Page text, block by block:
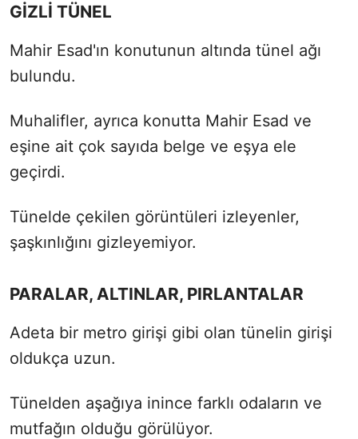
GİZLİ TÜNEL
Mahir Esad'ın konutunun altında tünel ağı
bulundu.
Muhalifler, ayrıca konutta Mahir Esad ve
eşine ait çok sayıda belge ve eşya ele
geçirdi.
Tünelde çekilen görüntüleri izleyenler,
şaşkınlığını gizleyemiyor.
PARALAR, ALTINLAR, PIRLANTALAR
Adeta bir metro girişi gibi olan tünelin girişi
oldukça uzun.
Tünelden aşağıya inince farklı odaların ve
mutfağın olduğu görülüyor.